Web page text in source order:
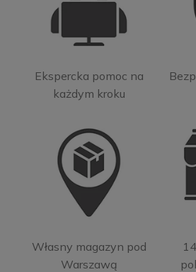
Ekspercka pomoc na
każdym kroku
Własny magazyn pod
Warszawą